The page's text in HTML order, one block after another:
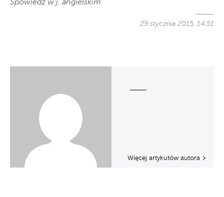
Spowiedź w j. angielskim
29 stycznia 2015, 14:51
Więcej artykułów autora